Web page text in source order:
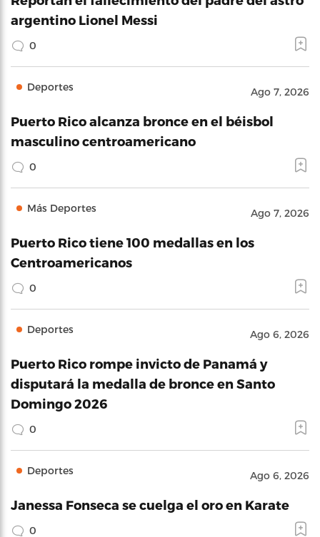
argentino Lionel Messi
0
Deportes Ago 7, 2026
Puerto Rico alcanza bronce en el béisbol
masculino centroamericano
0
Más Deportes Ago 7, 2026
Puerto Rico tiene 100 medallas en los
Centroamericanos
0
Deportes Ago 6, 2026
Puerto Rico rompe invicto de Panamá y
disputará la medalla de bronce en Santo
Domingo 2026
0
Deportes Ago 6, 2026
Janessa Fonseca se cuelga el oro en Karate
0